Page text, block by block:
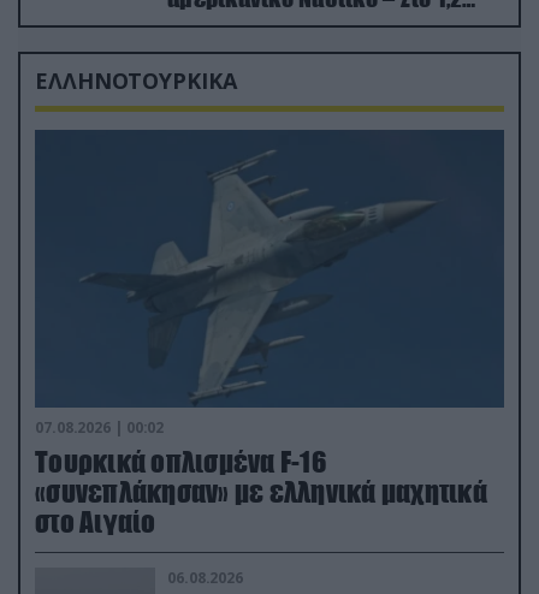
δισ.δολάρια το κόστος
ΕΛΛΗΝΟΤΟΥΡΚΙΚΑ
07.08.2026 | 00:02
Τουρκικά οπλισμένα F-16
«συνεπλάκησαν» με ελληνικά μαχητικά
στο Αιγαίο
06.08.2026